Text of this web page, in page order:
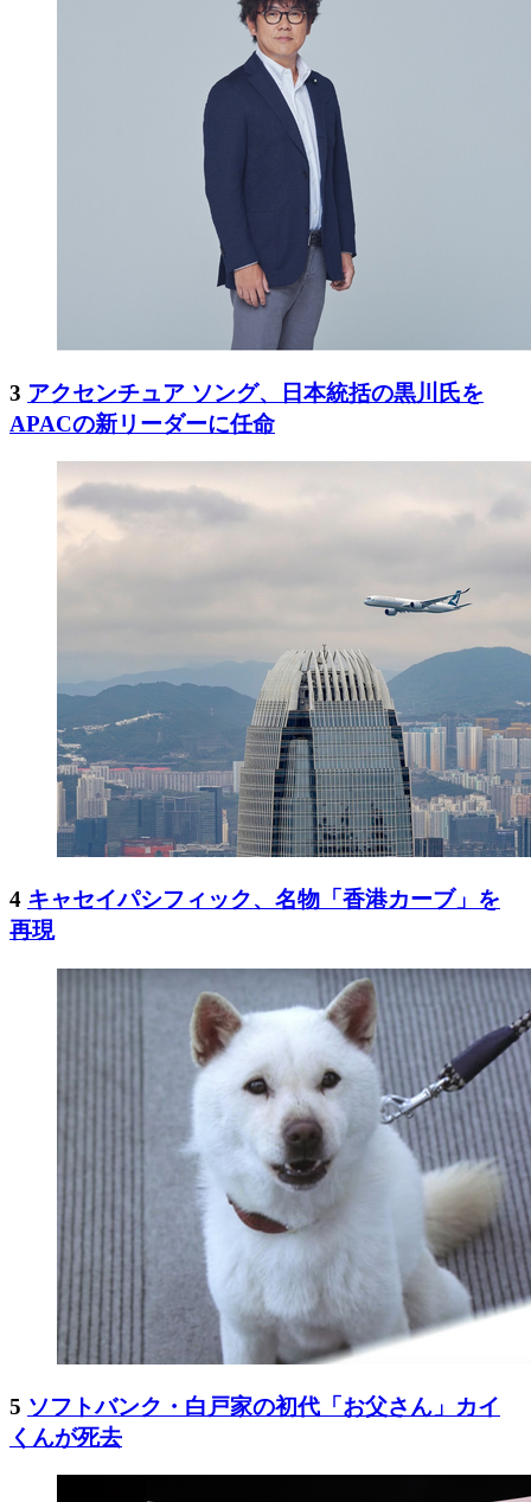
3 アクセンチュア ソング、日本統括の黒川氏を
APACの新リーダーに任命
4 キャセイパシフィック、名物「香港カーブ」を
再現
5 ソフトバンク・白戸家の初代「お父さん」カイ
くんが死去